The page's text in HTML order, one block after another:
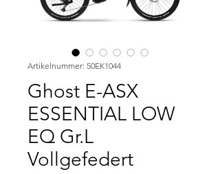
Artikelnummer: 50EK1044
Ghost E-ASX
ESSENTIAL LOW
EQ Gr.L
Vollgefedert